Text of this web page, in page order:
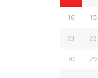
15
16
22
23
29
30